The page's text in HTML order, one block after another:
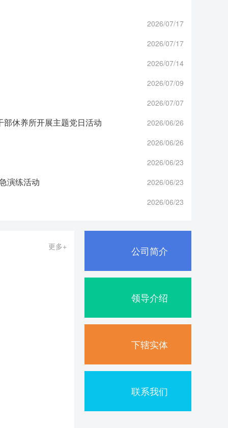
2026/07/17
2026/07/17
2026/07/14
2026/07/09
2026/07/07
休养所开展主题党日活动
2026/06/26
2026/06/26
2026/06/23
演练活动
2026/06/23
2026/06/23
更多+ 公司简介
领导介绍
下辖实体
联系我们